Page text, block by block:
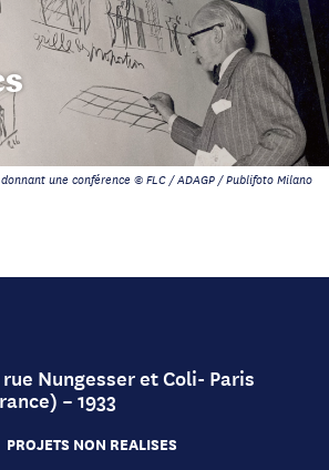
une conférence © FLC / ADAGP / Publifoto Milano
Nungesser et Coli- Paris
– 1933
PROJETS NON REALISES